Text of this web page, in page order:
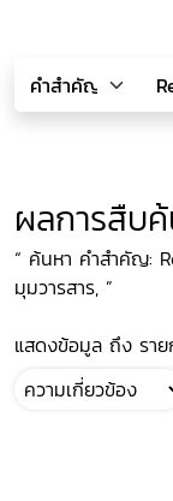
ผลการสืบ
“ ค้นหา คำสำคัญ:
มุมวารสาร, ”
แสดงข้อมูล ถึง รา